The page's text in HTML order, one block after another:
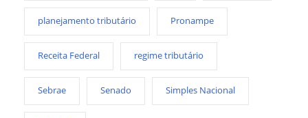
planejamento tributário Pronampe
Receita Federal regime tributário
Sebrae Senado Simples Nacional